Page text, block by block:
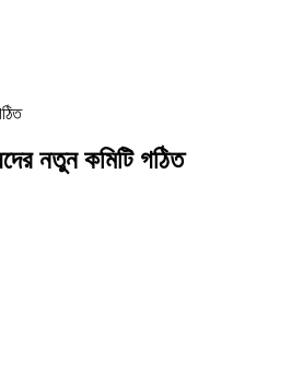
নতুন কমিটি গঠিত